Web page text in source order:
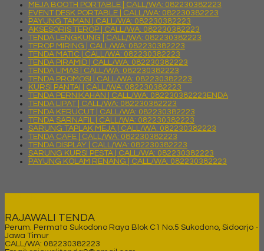
MEJA BOOTH PORTABLE | CALL/WA: 082230382223
EVENT DESK PORTABLE | CALL/WA: 082230382223
PAYUNG TAMAN | CALL/WA: 082230382223
AKSESORIS TEROP | CALL/WA: 082230382223
TENDA LENGKUNG | CALL/WA: 082230382223
TEROP MIRING | CALL/WA: 082230382223
TENDA MATIC | CALL/WA: 082230382223
TENDA PIRAMID | CALL/WA: 082230382223
TENDA LIMAS | CALL/WA: 082230382223
TENDA PROMOSI | CALL/WA: 082230382223
KURSI PANTAI | CALL/WA: 082230382223
TENDA PERNIKAHAN | CALL/WA: 082230382223ENDA
TENDA LIPAT | CALL/WA: 082230382223
TENDA KERUCUT | CALL/WA: 082230382223
TENDA SARNAFIL | CALL/WA: 082230382223
SARUNG TAPLAK MEJA | CALL/WA: 082230382223
TENDA CAFE | CALL/WA: 082230382223
TENDA DISPLAY | CALL/WA: 082230382223
SARUNG KURSI PESTA | CALL/WA: 082230382223
PAYUNG KOLAM RENANG | CALL/WA: 082230382223
RAJAWALI TENDA
Perum. Permata Sukodono Raya Blok C1 No.5 Sukodono, Sidoarjo -
Jawa Timur
CALL/WA: 082230382223